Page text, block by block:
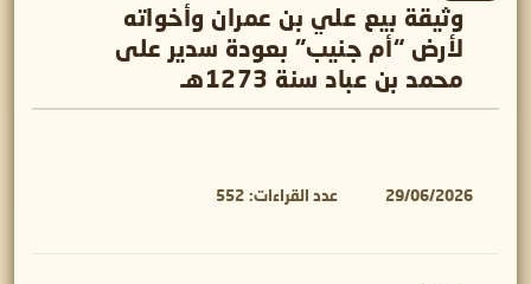
وثيقة بيع علي بن عمران وأخواته
لأرض “أم جنيب” بعودة سدير على
محمد بن عباد سنة 1273هـ
29/06/2026 عدد القراءات: 552